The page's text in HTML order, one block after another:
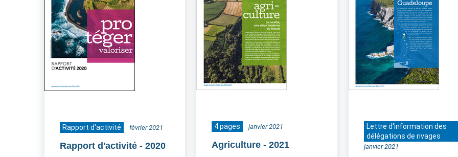
Rapport d'activité février 2021
Rapport d'activité - 2020
4 pages janvier 2021
Agriculture - 2021
Lettre d'information des
délégations de rivages
janvier 2021